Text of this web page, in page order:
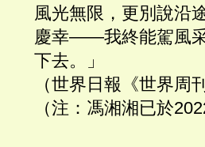
風光無限，更別說沿
慶幸——我終能駕風
下去。」
（世界日報《世界周
（注：馮湘湘已於